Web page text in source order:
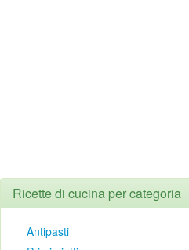
Ricette di cucina per categoria
Antipasti